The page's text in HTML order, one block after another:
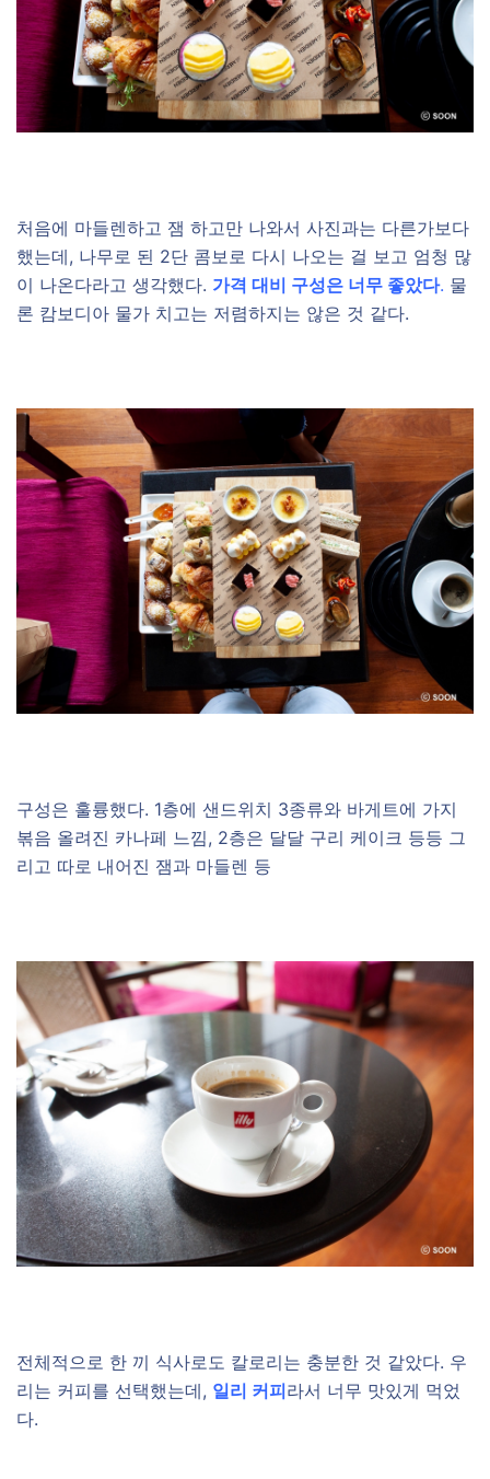
처음에 마들렌하고 잼 하고만 나와서 사진과는 다른가보다
했는데, 나무로 된 2단 콤보로 다시 나오는 걸 보고 엄청 많
이 나온다라고 생각했다. 가격 대비 구성은 너무 좋았다. 물
론 캄보디아 물가 치고는 저렴하지는 않은 것 같다.
구성은 훌륭했다. 1층에 샌드위치 3종류와 바게트에 가지
볶음 올려진 카나페 느낌, 2층은 달달 구리 케이크 등등 그
리고 따로 내어진 잼과 마들렌 등
전체적으로 한 끼 식사로도 칼로리는 충분한 것 같았다. 우
리는 커피를 선택했는데, 일리 커피라서 너무 맛있게 먹었
다.